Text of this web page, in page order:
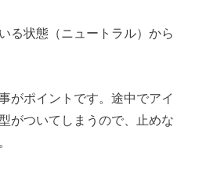
る状態（ニュートラル）から
がポイントです。途中でアイ
がついてしまうので、止めな